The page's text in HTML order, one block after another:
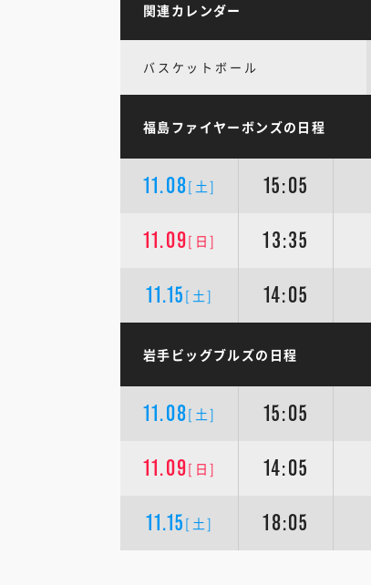
関連カレンダー
バスケットボール
福島ファイヤーボンズの日程
11.08[土] 15:05
11.09[日] 13:35
11.15 [土] 14:05
岩手ビッグブルズの日程
11.08[土] 15:05
11.09[日] 14:05
11.15 [土] 18:05